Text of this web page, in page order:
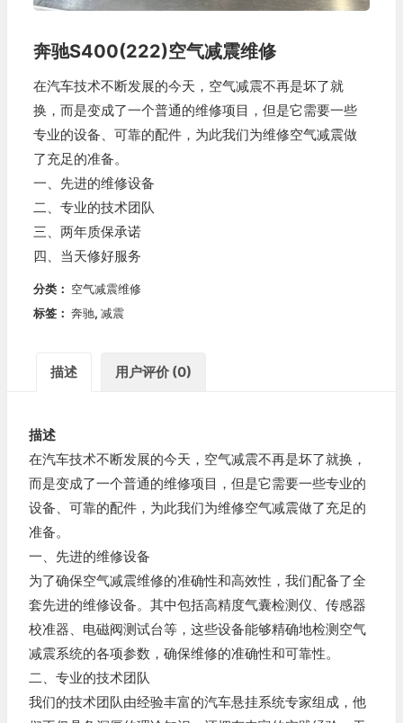
奔驰S400(222)空气减震维修
在汽车技术不断发展的今天，空气减震不再是坏了就
换，而是变成了一个普通的维修项目，但是它需要一些
专业的设备、可靠的配件，为此我们为维修空气减震做
了充足的准备。
一、先进的维修设备
二、专业的技术团队
三、两年质保承诺
四、当天修好服务
分类： 空气减震维修
标签： 奔驰, 减震
描述 用户评价 (0)
描述
在汽车技术不断发展的今天，空气减震不再是坏了就换，
而是变成了一个普通的维修项目，但是它需要一些专业的
设备、可靠的配件，为此我们为维修空气减震做了充足的
准备。
一、先进的维修设备
为了确保空气减震维修的准确性和高效性，我们配备了全
套先进的维修设备。其中包括高精度气囊检测仪、传感器
校准器、电磁阀测试台等，这些设备能够精确地检测空气
减震系统的各项参数，确保维修的准确性和可靠性。
二、专业的技术团队
我们的技术团队由经验丰富的汽车悬挂系统专家组成，他